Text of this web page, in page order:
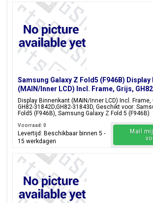
Samsung Galaxy Z Fold5 (F946B) Display
(MAIN/Inner LCD) Incl. Frame, Grijs,
31842D;GH82-31843D
Display Binnenkant (MAIN/Inner LCD) Incl.
GH82-31842D;GH82-31843D, Geschikt voor:
Fold5 (F946B), Samsung Galaxy Z Fold 5 (F946B)
Voorraad: 0
Levertijd: Beschikbaar binnen 5 -
15 werkdagen
Mail